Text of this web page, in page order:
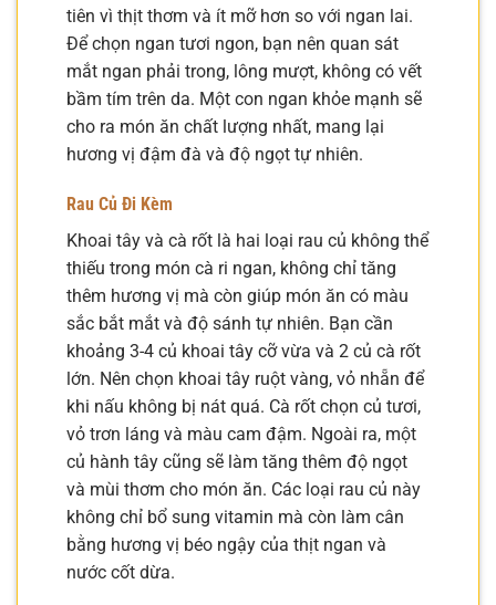
tiên vì thịt thơm và ít mỡ hơn so với ngan lai.
Để chọn ngan tươi ngon, bạn nên quan sát
mắt ngan phải trong, lông mượt, không có vết
bầm tím trên da. Một con ngan khỏe mạnh sẽ
cho ra món ăn chất lượng nhất, mang lại
hương vị đậm đà và độ ngọt tự nhiên.
Rau Củ Đi Kèm
Khoai tây và cà rốt là hai loại rau củ không thể
thiếu trong món cà ri ngan, không chỉ tăng
thêm hương vị mà còn giúp món ăn có màu
sắc bắt mắt và độ sánh tự nhiên. Bạn cần
khoảng 3-4 củ khoai tây cỡ vừa và 2 củ cà rốt
lớn. Nên chọn khoai tây ruột vàng, vỏ nhẵn để
khi nấu không bị nát quá. Cà rốt chọn củ tươi,
vỏ trơn láng và màu cam đậm. Ngoài ra, một
củ hành tây cũng sẽ làm tăng thêm độ ngọt
và mùi thơm cho món ăn. Các loại rau củ này
không chỉ bổ sung vitamin mà còn làm cân
bằng hương vị béo ngậy của thịt ngan và
nước cốt dừa.